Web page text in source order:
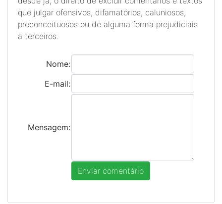
que julgar ofensivos, difamatórios, caluniosos,
preconceituosos ou de alguma forma prejudiciais
a terceiros.
Nome:
E-mail:
Mensagem: